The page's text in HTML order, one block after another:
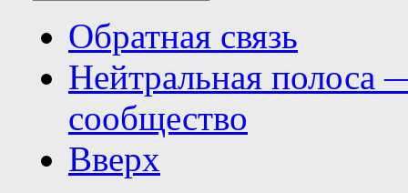
Обратная связь
Нейтральная полоса
сообщество
Вверх